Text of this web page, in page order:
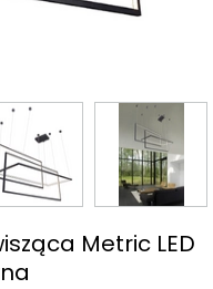
Metric LED